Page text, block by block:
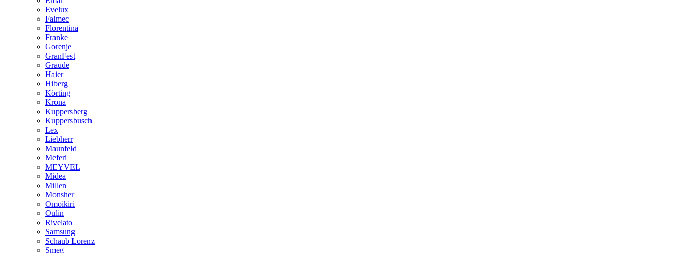
Evelux
Falmec
Florentina
Franke
Gorenje
GranFest
Graude
Haier
Hiberg
Körting
Krona
Kuppersberg
Kuppersbusch
Lex
Liebherr
Maunfeld
Meferi
MEYVEL
Midea
Millen
Monsher
Omoikiri
Oulin
Rivelato
Samsung
Schaub Lorenz
Smeg